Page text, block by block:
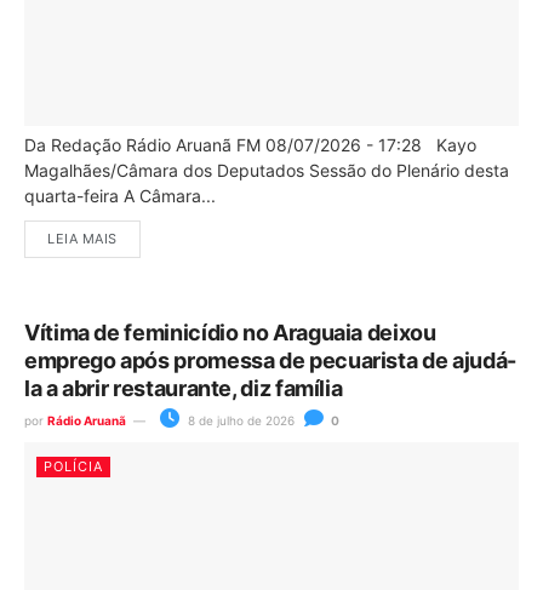
Da Redação Rádio Aruanã FM 08/07/2026 - 17:28 Kayo
Magalhães/Câmara dos Deputados Sessão do Plenário desta
quarta-feira A Câmara...
LEIA MAIS
Vítima de feminicídio no Araguaia deixou
emprego após promessa de pecuarista de ajudá-
la a abrir restaurante, diz família
por Rádio Aruanã 8 de julho de 2026 0
POLÍCIA